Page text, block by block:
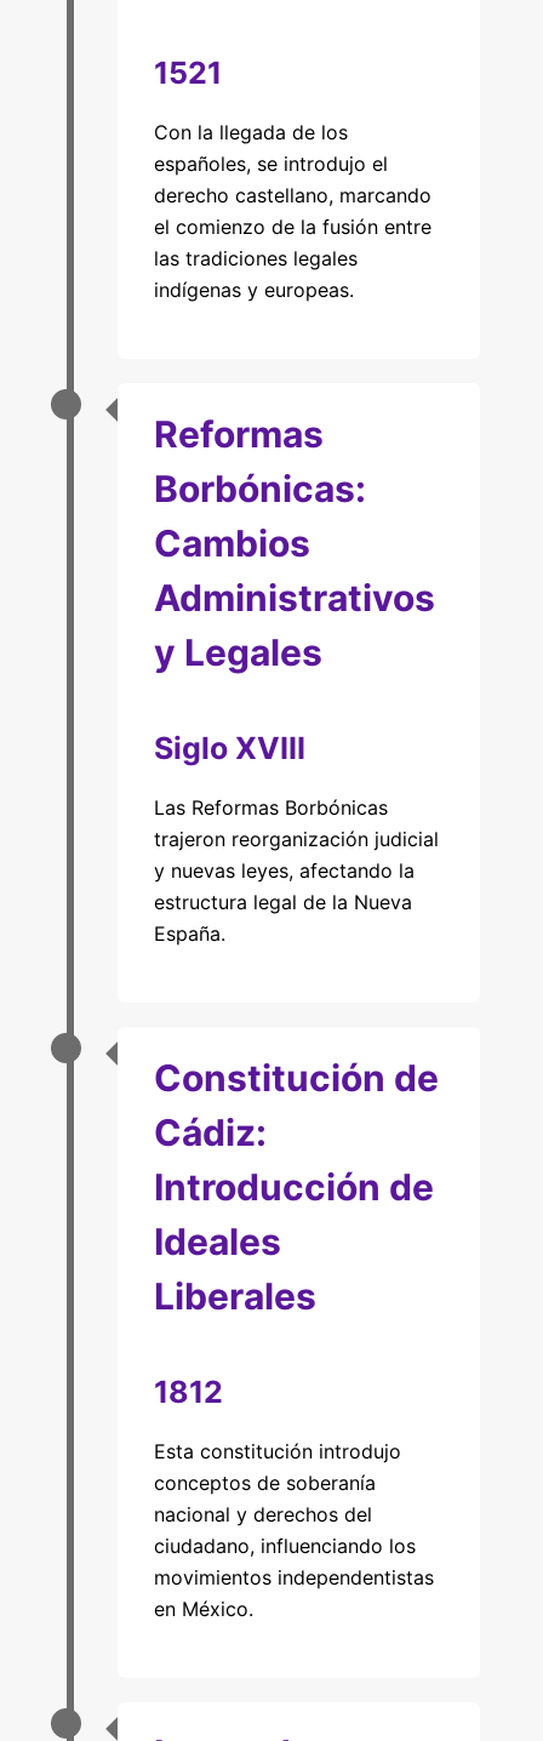
1521
Con la llegada de los
españoles, se introdujo el
derecho castellano, marcando
el comienzo de la fusión entre
las tradiciones legales
indígenas y europeas.
Reformas
Borbónicas:
Cambios
Administrativos
y Legales
Siglo XVIII
Las Reformas Borbónicas
trajeron reorganización judicial
y nuevas leyes, afectando la
estructura legal de la Nueva
España.
Constitución de
Cádiz:
Introducción de
Ideales
Liberales
1812
Esta constitución introdujo
conceptos de soberanía
nacional y derechos del
ciudadano, influenciando los
movimientos independentistas
en México.